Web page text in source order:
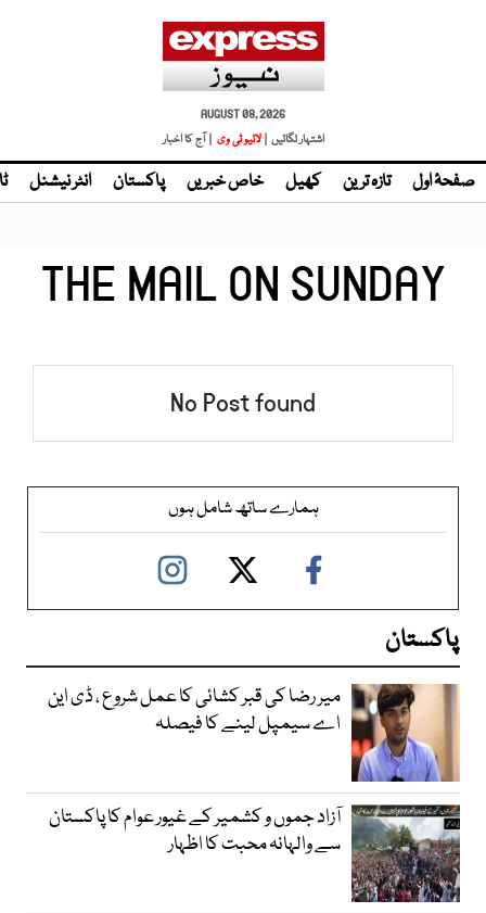
AUGUST 08, 2026
اشتہار لگائیں | لائیو ٹی وی | آج کا اخبار
صفحۂ اول تازہ ترین کھیل خاص خبریں پاکستان انٹر نیشنل
THE MAIL ON SUNDAY
No Post found
ہمارے ساتھ شامل ہوں
پاکستان
میر رضا کی قبر کشائی کا عمل شروع ، ڈی این
اے سیمپل لینے کا فیصلہ
آزاد جموں و کشمیر کے غیور عوام کا پاکستان
سے والہانہ محبت کا اظہار